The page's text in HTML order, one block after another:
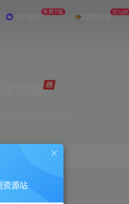
VIP会员 免费下载 加盟网站 日入2K
小红书
资源站